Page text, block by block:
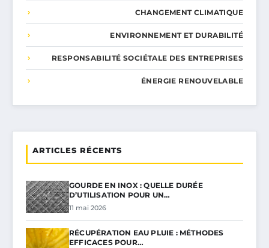
CHANGEMENT CLIMATIQUE
ENVIRONNEMENT ET DURABILITÉ
RESPONSABILITÉ SOCIÉTALE DES ENTREPRISES
ÉNERGIE RENOUVELABLE
ARTICLES RÉCENTS
GOURDE EN INOX : QUELLE DURÉE
D’UTILISATION POUR UN…
11 mai 2026
RÉCUPÉRATION EAU PLUIE : MÉTHODES
EFFICACES POUR…